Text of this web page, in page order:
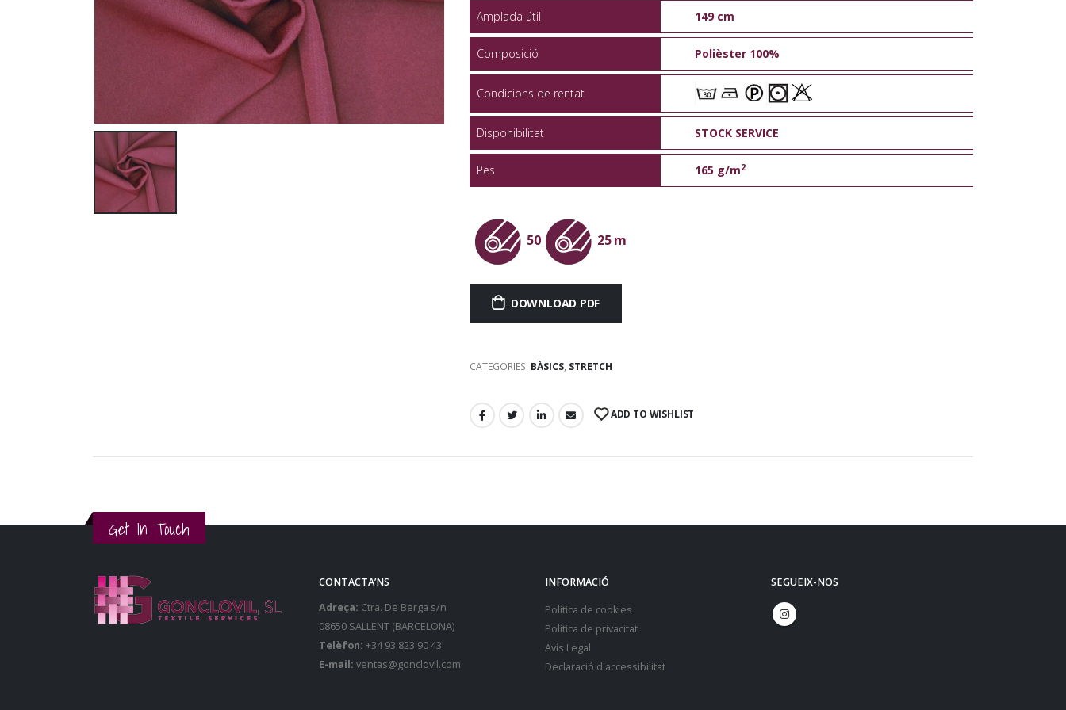
Amplada útil 149 cm
Composició Polièster 100%
Condicions de rentat
Disponibilitat STOCK SERVICE
Pes 165 g/m2
50 25 m
DOWNLOAD PDF
CATEGORIES: BÀSICS, STRETCH
ADD TO WISHLIST
Get In Touch
CONTACTA’NS
Adreça: Ctra. De Berga s/n
08650 SALLENT (BARCELONA)
Telèfon: +34 93 823 90 43
E-mail: ventas@gonclovil.com
INFORMACIÓ
Política de cookies
Política de privacitat
Avís Legal
Declaració d'accessibilitat
SEGUEIX-NOS